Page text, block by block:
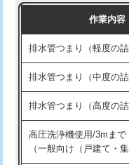
※給水管工事は20mmま
持込商品取付（単水栓）
持込商品取付（混合水
持込商品取付（浄水器
給水管工事※（ホール
給水管工事※（バンド
給水管工事※（支持金
作業内容
排水管つまり（軽度の詰
排水管つまり（中度の詰
排水管つまり（高度の詰
高圧洗浄機使用/3mまで
（一般向け（戸建て・集